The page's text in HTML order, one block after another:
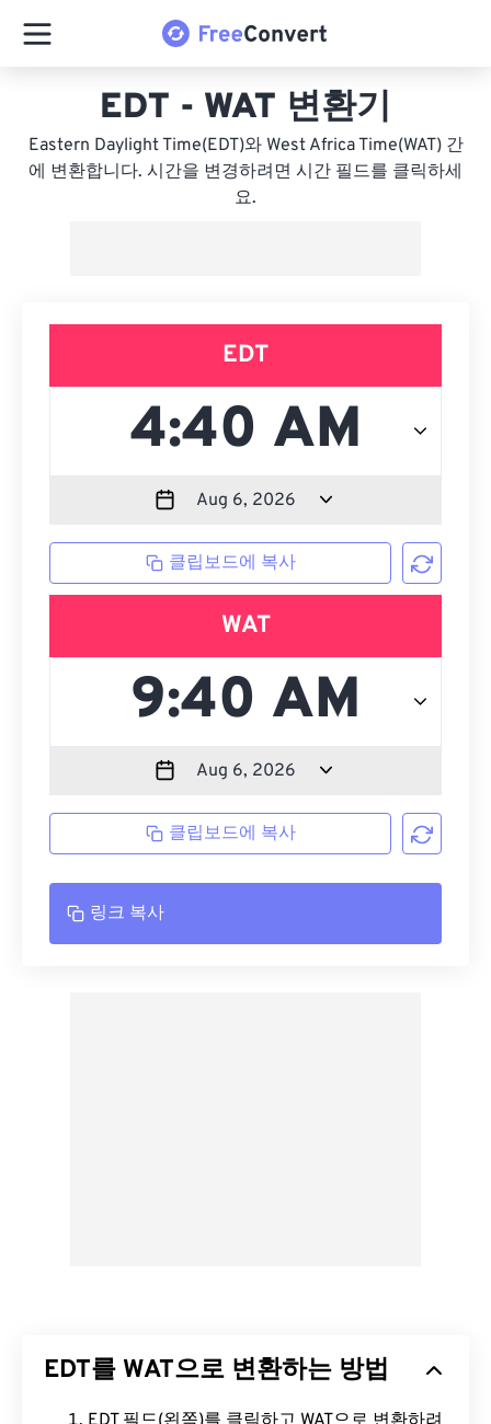
EDT - WAT 변환기
Eastern Daylight Time(EDT)와 West Africa Time(WAT) 간
에 변환합니다. 시간을 변경하려면 시간 필드를 클릭하세
요.
EDT
클립보드에 복사
WAT
클립보드에 복사
링크 복사
EDT를 WAT으로 변환하는 방법